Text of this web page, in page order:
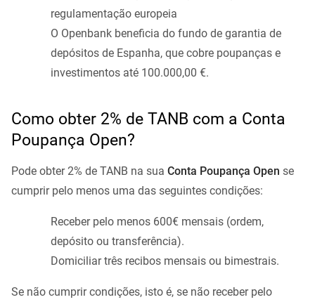
regulamentação europeia
O Openbank beneficia do fundo de garantia de
depósitos de Espanha, que cobre poupanças e
investimentos até 100.000,00 €.
Como obter 2% de TANB com a Conta
Poupança Open?
Pode obter 2% de TANB na sua Conta Poupança Open se
cumprir pelo menos uma das seguintes condições:
Receber pelo menos 600€ mensais (ordem,
depósito ou transferência).
Domiciliar três recibos mensais ou bimestrais.
Se não cumprir condições, isto é, se não receber pelo